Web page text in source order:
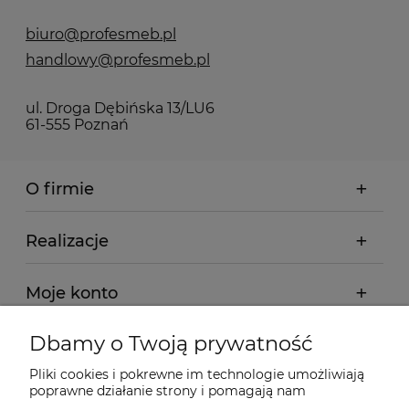
biuro@profesmeb.pl
handlowy@profesmeb.pl
ul. Droga Dębińska 13/LU6
61-555 Poznań
O firmie
Realizacje
Moje konto
Regulamin
Dbamy o Twoją prywatność
Pliki cookies i pokrewne im technologie umożliwiają
poprawne działanie strony i pomagają nam